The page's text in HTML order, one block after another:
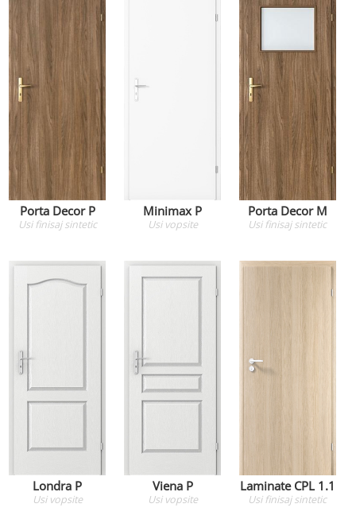
Porta Decor P
Usifinisaj sintetic
Minimax P
Usi vopsite
Porta Decor M
Usifinisaj sintetic
Londra P
Usi vopsite
Viena P
Usi vopsite
Laminate CPL 1.1
Usifinisaj sintetic